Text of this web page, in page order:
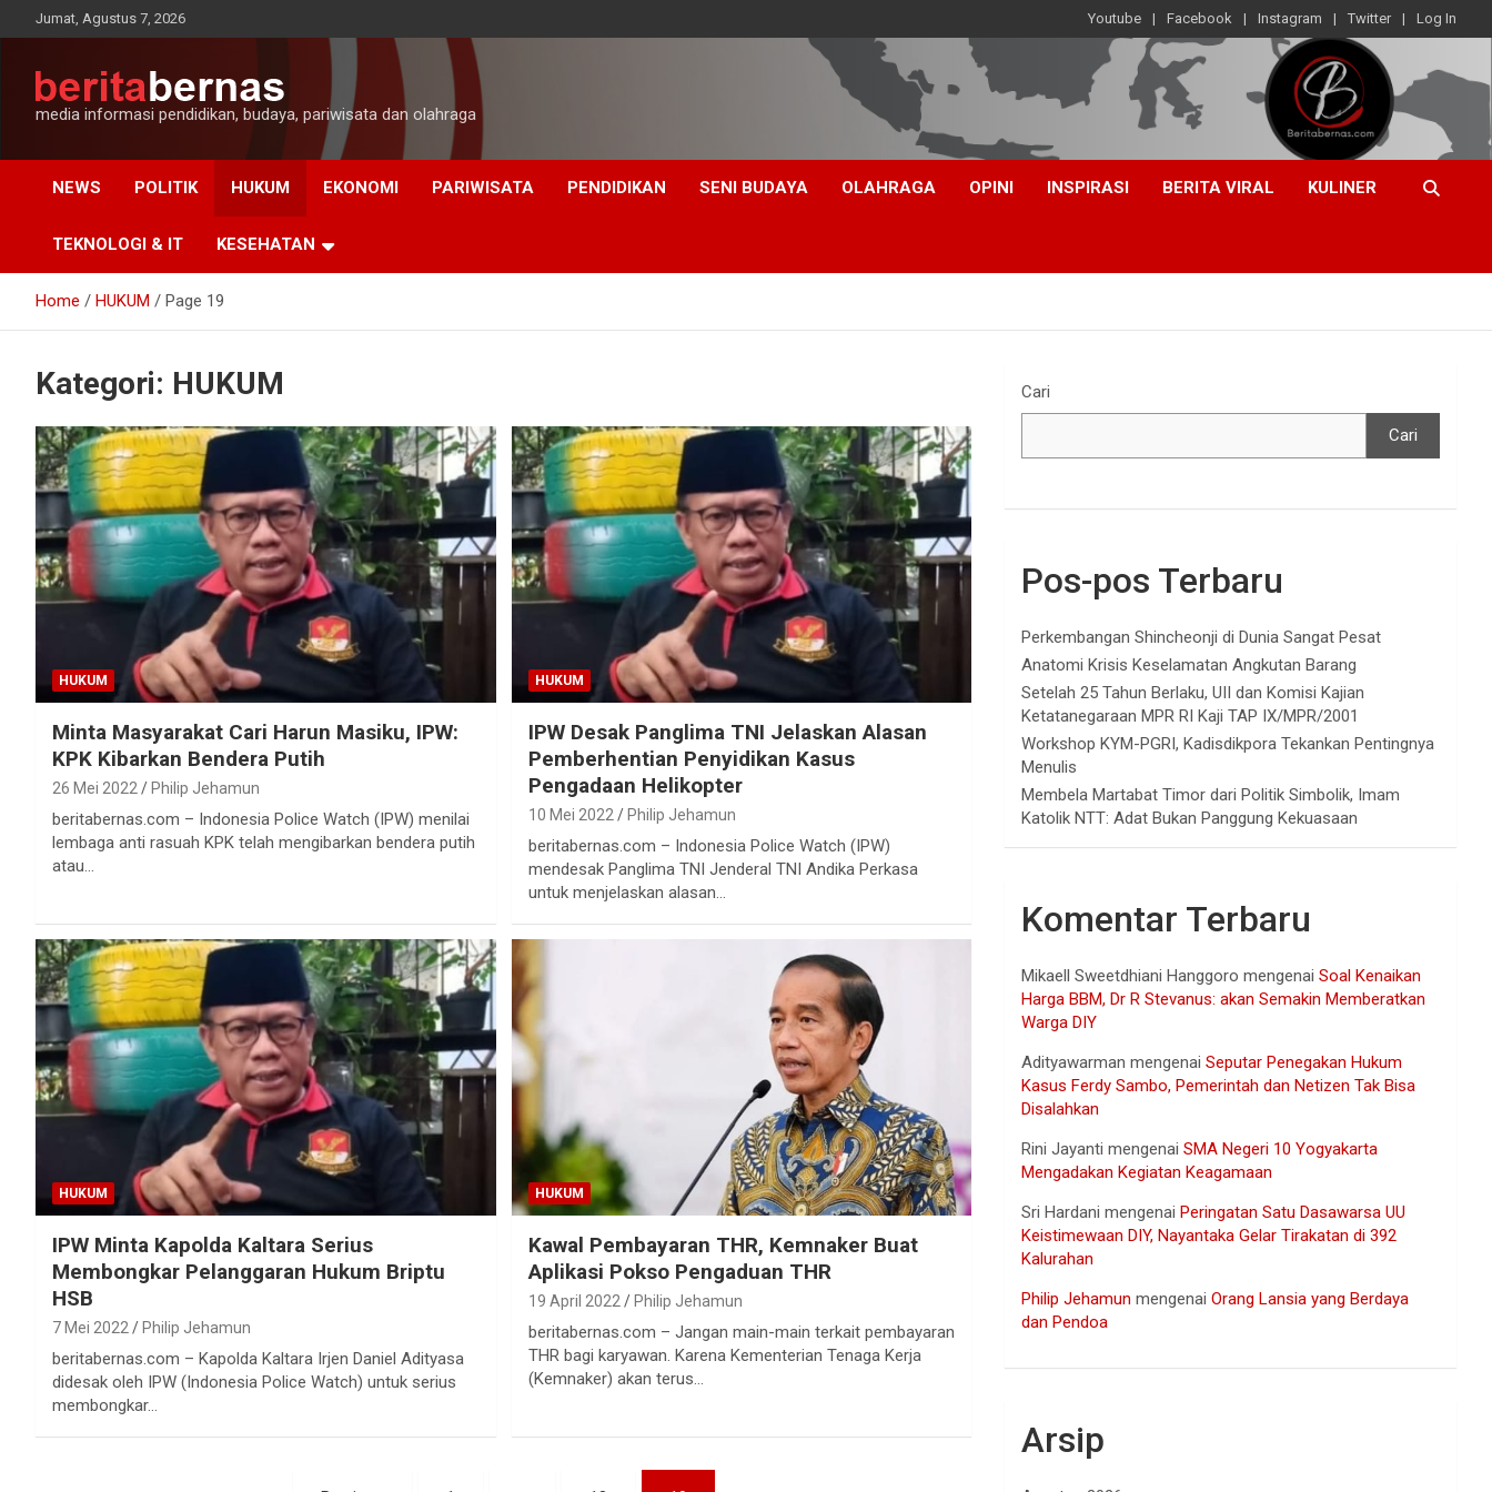
to
Jumat, Agustus 7, 2026 Youtube Facebook Instagram Twitter Log In
media informasi pendidikan, budaya, pariwisata dan olahraga
NEWS POLITIK HUKUM EKONOMI PARIWISATA PENDIDIKAN SENI BUDAYA OLAHRAGA OPINI INSPIRASI BERITA VIRAL KULINER
TEKNOLOGI & IT KESEHATAN
Home HUKUM Page 19
Kategori: HUKUM
HUKUM
Minta Masyarakat Cari Harun Masiku, IPW:
KPK Kibarkan Bendera Putih
26 Mei 2022 Philip Jehamun
beritabernas.com – Indonesia Police Watch (IPW) menilai
lembaga anti rasuah KPK telah mengibarkan bendera putih
atau…
HUKUM
IPW Desak Panglima TNI Jelaskan Alasan
Pemberhentian Penyidikan Kasus
Pengadaan Helikopter
10 Mei 2022 Philip Jehamun
beritabernas.com – Indonesia Police Watch (IPW)
mendesak Panglima TNI Jenderal TNI Andika Perkasa
untuk menjelaskan alasan…
HUKUM
IPW Minta Kapolda Kaltara Serius
Membongkar Pelanggaran Hukum Briptu
HSB
7 Mei 2022 Philip Jehamun
beritabernas.com – Kapolda Kaltara Irjen Daniel Adityasa
didesak oleh IPW (Indonesia Police Watch) untuk serius
membongkar…
HUKUM
Kawal Pembayaran THR, Kemnaker Buat
Aplikasi Pokso Pengaduan THR
19 April 2022 Philip Jehamun
beritabernas.com – Jangan main-main terkait pembayaran
THR bagi karyawan. Karena Kementerian Tenaga Kerja
(Kemnaker) akan terus…
Cari
Cari
Pos-pos Terbaru
Perkembangan Shincheonji di Dunia Sangat Pesat
Anatomi Krisis Keselamatan Angkutan Barang
Setelah 25 Tahun Berlaku, UII dan Komisi Kajian
Ketatanegaraan MPR RI Kaji TAP IX/MPR/2001
Workshop KYM-PGRI, Kadisdikpora Tekankan Pentingnya
Menulis
Membela Martabat Timor dari Politik Simbolik, Imam
Katolik NTT: Adat Bukan Panggung Kekuasaan
Komentar Terbaru
Mikaell Sweetdhiani Hanggoro mengenaiSoal Kenaikan
Harga BBM, Dr R Stevanus: akan Semakin Memberatkan
Warga DIY
Adityawarman mengenaiSeputar Penegakan Hukum
Kasus Ferdy Sambo, Pemerintah dan Netizen Tak Bisa
Disalahkan
Rini Jayanti mengenaiSMA Negeri 10 Yogyakarta
Mengadakan Kegiatan Keagamaan
Sri Hardani mengenaiPeringatan Satu Dasawarsa UU
Keistimewaan DIY, Nayantaka Gelar Tirakatan di 392
Kalurahan
Philip Jehamun mengenaiOrang Lansia yang Berdaya
dan Pendoa
Arsip